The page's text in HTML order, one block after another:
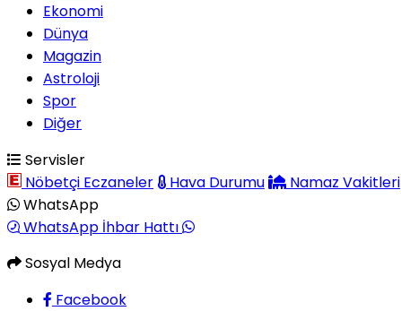
Ekonomi
Dünya
Magazin
Astroloji
Spor
Diğer
Servisler
Nöbetçi Eczaneler
Hava Durumu Namaz Vakitleri
WhatsApp
WhatsApp İhbar Hattı
Sosyal Medya
Facebook